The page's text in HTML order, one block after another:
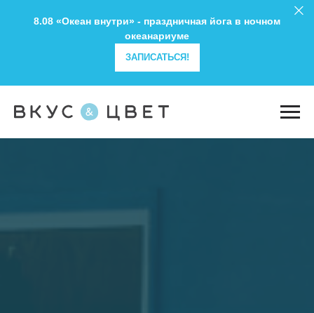
8.08 «Океан внутри» - праздничная йога в ночном
океанариуме
ЗАПИСАТЬСЯ!